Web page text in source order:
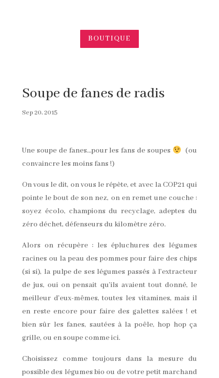
BOUTIQUE
Soupe de fanes de radis
Sep 20, 2015
Une soupe de fanes…pour les fans de soupes
(ou
convaincre les moins fans !)
On vous le dit, on vous le répète, et avec la COP21 qui
pointe le bout de son nez, on en remet une couche :
soyez écolo, champions du recyclage, adeptes du
zéro déchet, défenseurs du kilomètre zéro.
Alors on récupère : les épluchures des légumes
racines ou la peau des pommes pour faire des chips
(si si), la pulpe de ses légumes passés à l’extracteur
de jus, oui on pensait qu’ils avaient tout donné, le
meilleur d’eux-mêmes, toutes les vitamines, mais il
en reste encore pour faire des galettes salées ! et
bien sûr les fanes, sautées à la poêle, hop hop ça
grille, ou en soupe comme ici.
Choisissez comme toujours dans la mesure du
possible des légumes bio ou de votre petit marchand